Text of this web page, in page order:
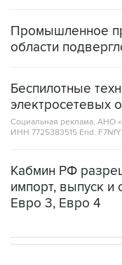
Промышленное
области
Беспилотные
электросетевых
Социальная реклама, АНО
ИНН 7725383515 Erid:
Кабмин РФ
импорт, выпуск
Евро 3, Евро 4